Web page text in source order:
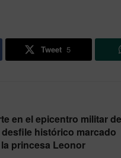
Tweet 5
en el epicentro militar de
histórico marcado
princesa Leonor